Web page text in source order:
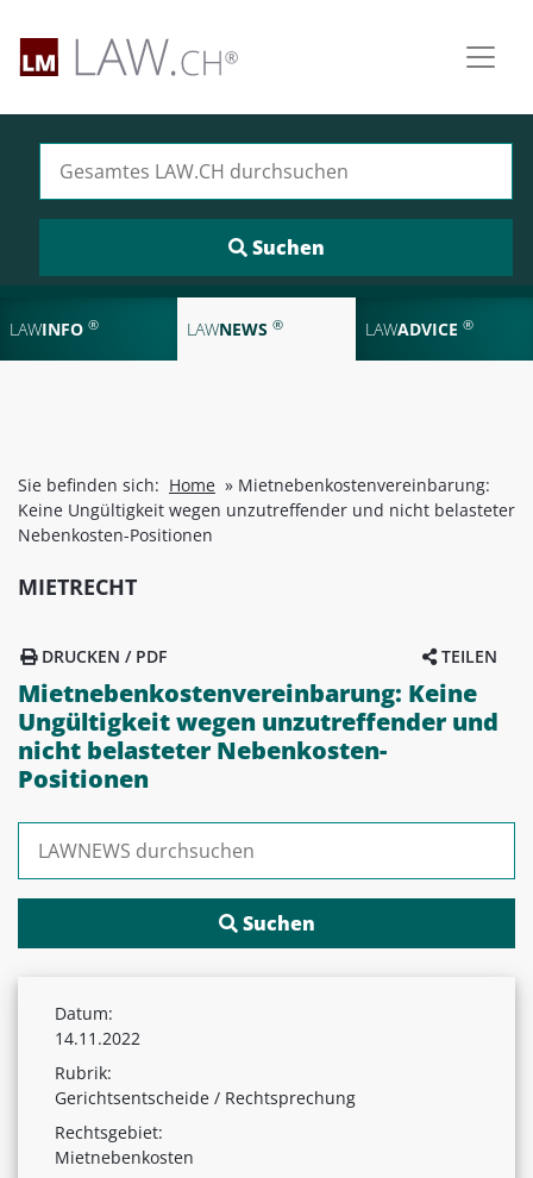
LAWINFO ® LAWNEWS ® LAWADVICE ®
Sie befinden sich: Home » Mietnebenkostenvereinbarung:
Keine Ungültigkeit wegen unzutreffender und nicht belasteter
Nebenkosten-Positionen
MIETRECHT
TEILEN
DRUCKEN / PDF
Mietnebenkostenvereinbarung: Keine
Ungültigkeit wegen unzutreffender und
nicht belasteter Nebenkosten-
Positionen
Datum:
14.11.2022
Rubrik:
Gerichtsentscheide / Rechtsprechung
Rechtsgebiet:
Mietnebenkosten